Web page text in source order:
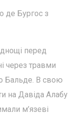
де Бургос з
перед
через травми
Бальде. В свою
на Давіда Алабу
м’язеві